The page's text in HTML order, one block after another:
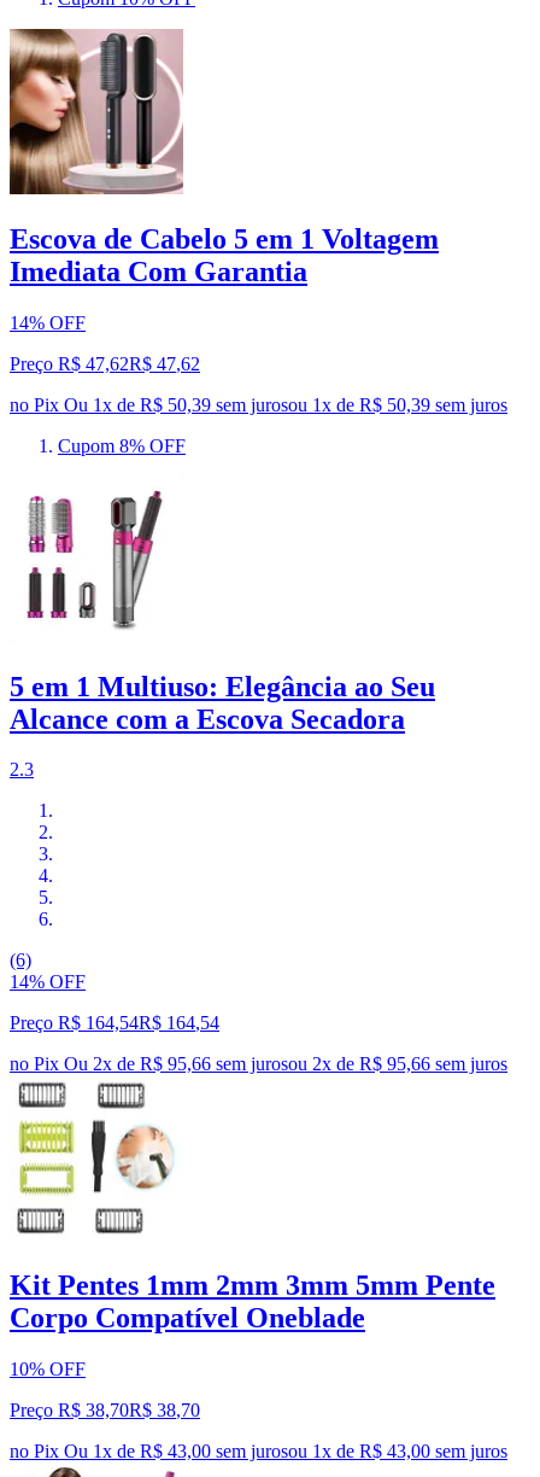
Escova de Cabelo 5 em 1 Voltagem
Imediata Com Garantia
14% OFF
Preço R$ 47,62R$ 47,62
no Pix Ou 1x de R$ 50,39 sem jurosou 1x de R$ 50,39 sem juros
Cupom 8% OFF
5 em 1 Multiuso: Elegância ao Seu
Alcance com a Escova Secadora
2.3
(6)
14% OFF
Preço R$ 164,54R$ 164,54
no Pix Ou 2x de R$ 95,66 sem jurosou 2x de R$ 95,66 sem juros
Kit Pentes 1mm 2mm 3mm 5mm Pente
Corpo Compatível Oneblade
10% OFF
Preço R$ 38,70R$ 38,70
no Pix Ou 1x de R$ 43,00 sem jurosou 1x de R$ 43,00 sem juros